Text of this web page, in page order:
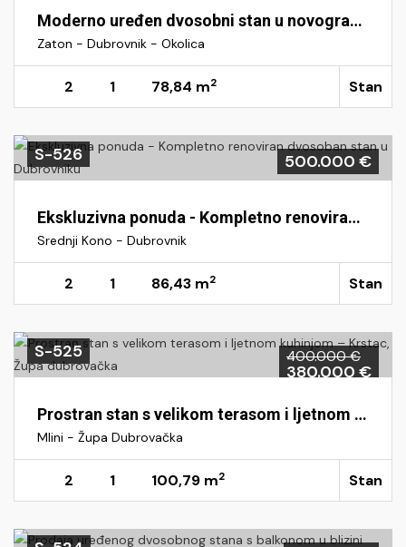
Moderno uređen dvosobni stan u novogradnji s pogledom na more, Zaton
Zaton - Dubrovnik - Okolica
2 1 78,84 m2 Stan
500.000 €
S-526
Ekskluzivna ponuda - Kompletno renoviran dvosoban stan u Dubrovniku
Srednji Kono - Dubrovnik
2 1 86,43 m2 Stan
400.000 €
380.000 €
S-525
Prostran stan s velikom terasom i ljetnom kuhinjom – Krstac, Župa dubrovačka
Mlini - Župa Dubrovačka
2 1 100,79 m2 Stan